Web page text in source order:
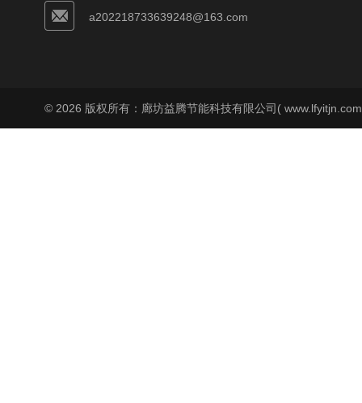
a202218733639248@163.com
© 2026 版权所有：廊坊益腾节能科技有限公司(